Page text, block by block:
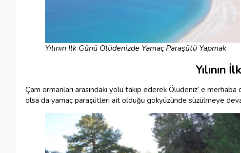
Yılının İlk Günü Ölüdenizde Yamaç Paraşütü Yapmak
Yılının
Çam ormanları arasındaki yolu takip ederek Ölüdeniz’ e merhaba
olsa da yamaç paraşütleri ait olduğu gökyüzünde süzülmeye